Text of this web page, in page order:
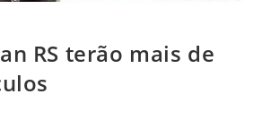
RS terão mais de